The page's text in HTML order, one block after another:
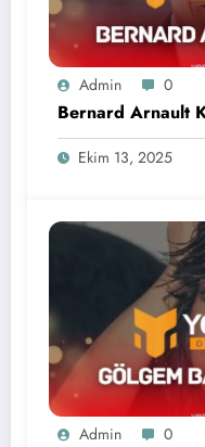
Admin 0
Bernard Arnault
Ekim 13, 2025
Admin 0